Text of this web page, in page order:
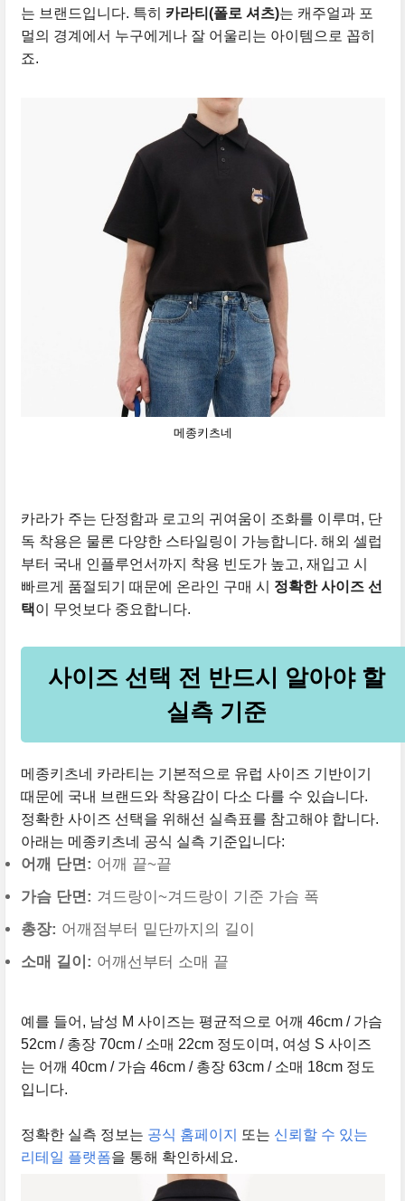
는 브랜드입니다. 특히 카라티(폴로 셔츠)는 캐주얼과 포
멀의 경계에서 누구에게나 잘 어울리는 아이템으로 꼽히
죠.
메종키츠네
카라가 주는 단정함과 로고의 귀여움이 조화를 이루며, 단
독 착용은 물론 다양한 스타일링이 가능합니다. 해외 셀럽
부터 국내 인플루언서까지 착용 빈도가 높고, 재입고 시
빠르게 품절되기 때문에 온라인 구매 시 정확한 사이즈 선
택이 무엇보다 중요합니다.
사이즈 선택 전 반드시 알아야 할
실측 기준
메종키츠네 카라티는 기본적으로 유럽 사이즈 기반이기
때문에 국내 브랜드와 착용감이 다소 다를 수 있습니다.
정확한 사이즈 선택을 위해선 실측표를 참고해야 합니다.
아래는 메종키츠네 공식 실측 기준입니다:
어깨 단면: 어깨 끝~끝
가슴 단면: 겨드랑이~겨드랑이 기준 가슴 폭
총장: 어깨점부터 밑단까지의 길이
소매 길이: 어깨선부터 소매 끝
예를 들어, 남성 M 사이즈는 평균적으로 어깨 46cm / 가슴
52cm / 총장 70cm / 소매 22cm 정도이며, 여성 S 사이즈
는 어깨 40cm / 가슴 46cm / 총장 63cm / 소매 18cm 정도
입니다.
정확한 실측 정보는 공식 홈페이지 또는 신뢰할 수 있는
리테일 플랫폼을 통해 확인하세요.